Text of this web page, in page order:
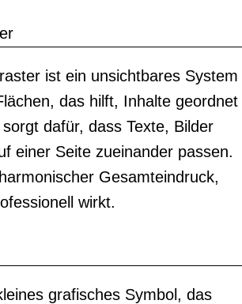
ist ein unsichtbares System
das hilft, Inhalte geordnet
dafür, dass Texte, Bilder
einer Seite zueinander passen.
Gesamteindruck,
wirkt.
grafisches Symbol, das